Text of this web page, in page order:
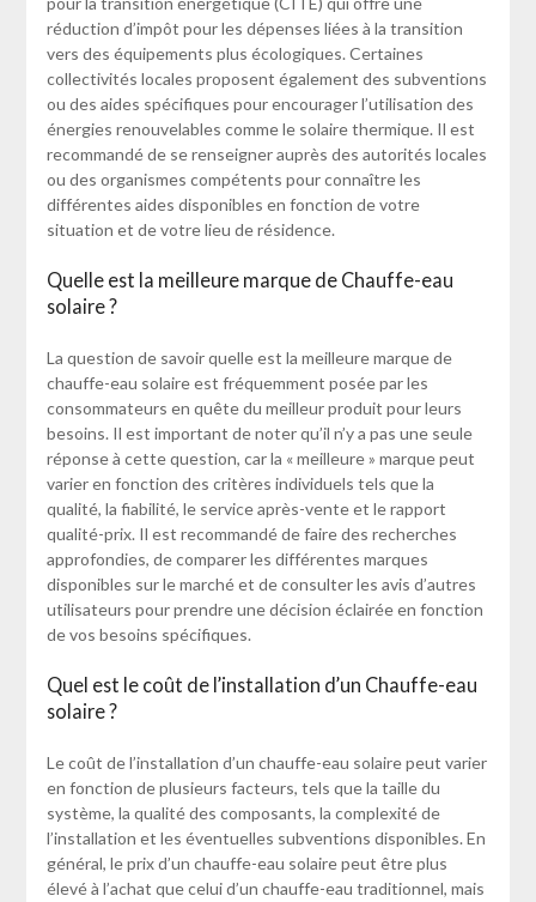
réduction d’impôt pour les dépenses liées à la transition
vers des équipements plus écologiques. Certaines
collectivités locales proposent également des subventions
ou des aides spécifiques pour encourager l’utilisation des
énergies renouvelables comme le solaire thermique. Il est
recommandé de se renseigner auprès des autorités locales
ou des organismes compétents pour connaître les
différentes aides disponibles en fonction de votre
situation et de votre lieu de résidence.
Quelle est la meilleure marque de Chauffe-eau
solaire ?
La question de savoir quelle est la meilleure marque de
chauffe-eau solaire est fréquemment posée par les
consommateurs en quête du meilleur produit pour leurs
besoins. Il est important de noter qu’il n’y a pas une seule
réponse à cette question, car la « meilleure » marque peut
varier en fonction des critères individuels tels que la
qualité, la fiabilité, le service après-vente et le rapport
qualité-prix. Il est recommandé de faire des recherches
approfondies, de comparer les différentes marques
disponibles sur le marché et de consulter les avis d’autres
utilisateurs pour prendre une décision éclairée en fonction
de vos besoins spécifiques.
Quel est le coût de l’installation d’un Chauffe-eau
solaire ?
Le coût de l’installation d’un chauffe-eau solaire peut varier
en fonction de plusieurs facteurs, tels que la taille du
système, la qualité des composants, la complexité de
l’installation et les éventuelles subventions disponibles. En
général, le prix d’un chauffe-eau solaire peut être plus
élevé à l’achat que celui d’un chauffe-eau traditionnel, mais